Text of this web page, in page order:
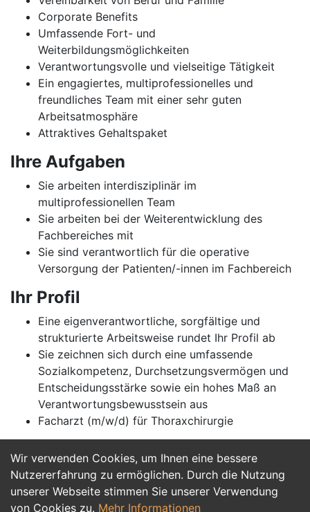
Wir verwenden Cookies, um Ihnen eine bessere
Nutzererfahrung zu ermöglichen. Durch die Nutzung
unserer Webseite stimmen Sie unserer Verwendung
von Cookies zu. Mehr Informationen
Corporate Benefits
Umfassende Fort- und
Weiterbildungsmöglichkeiten
Verantwortungsvolle und vielseitige Tätigkeit
Ein engagiertes, multiprofessionelles und
freundliches Team mit einer sehr guten
Arbeitsatmosphäre
Attraktives Gehaltspaket
Ihre Aufgaben
Sie arbeiten interdisziplinär im
multiprofessionellen Team
Sie arbeiten bei der Weiterentwicklung des
Fachbereiches mit
Sie sind verantwortlich für die operative
Versorgung der Patienten/-innen im Fachbereich
Ihr Profil
Eine eigenverantwortliche, sorgfältige und
strukturierte Arbeitsweise rundet Ihr Profil ab
Sie zeichnen sich durch eine umfassende
Sozialkompetenz, Durchsetzungsvermögen und
Entscheidungsstärke sowie ein hohes Maß an
Verantwortungsbewusstsein aus
Facharzt (m/w/d) für Thoraxchirurgie
Jetzt Bewerben